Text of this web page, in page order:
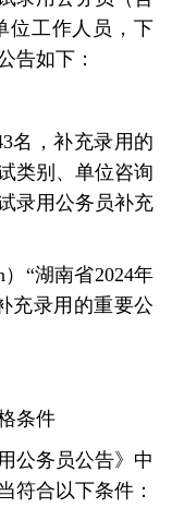
位工作人员，下
告如下：
名，补充录用的
类别、单位咨询
录用公务员补充
“湖南省2024年
充录用的重要公
条件
公务员公告》中
符合以下条件：